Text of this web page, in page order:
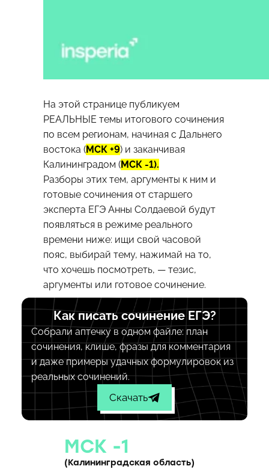
На этой странице публикуем
РЕАЛЬНЫЕ темы итогового сочинения
по всем регионам, начиная с Дальнего
востока (МСК +9) и заканчивая
Калининградом (МСК -1).
Разборы этих тем, аргументы к ним и
готовые сочинения от старшего
эксперта ЕГЭ Анны Солдаевой будут
появляться в режиме реального
времени ниже: ищи свой часовой
пояс, выбирай тему, нажимай на то,
что хочешь посмотреть, — тезис,
аргументы или готовое сочинение.
Как писать сочинение ЕГЭ?
Собрали аптечку в одном файле: план
сочинения, клише, фразы для комментария
и даже примеры удачных формулировок из
реальных сочинений.
Скачать
МСК -1
(Калининградская область)